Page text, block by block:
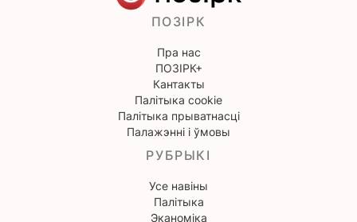
ПОЗІРК
Пра нас
ПОЗІРК+
Кантакты
Палітыка cookie
Палітыка прыватнасці
Палажэнні і ўмовы
РУБРЫКІ
Усе навіны
Палітыка
Эканоміка